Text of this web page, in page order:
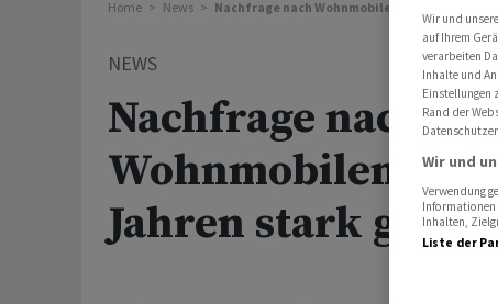
Home News Nachfrage nach Wohnmobilen in letzten
NEWS
Nachfrage nach
Wohnmobilen in
Jahren stark
Wir und unsere
auf Ihrem
verarbeiten
Inhalte und
Einstellungen
Rand der
Wir und
Verwendung
Informationen
Inhalten,
Liste der